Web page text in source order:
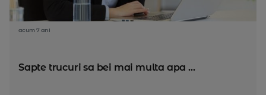
acum 7 ani
Sapte trucuri sa bei mai multa apa ...